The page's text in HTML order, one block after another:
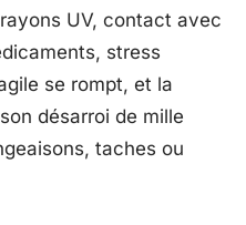
UV, contact avec
stress
se rompt, et la
désarroi de mille
taches ou